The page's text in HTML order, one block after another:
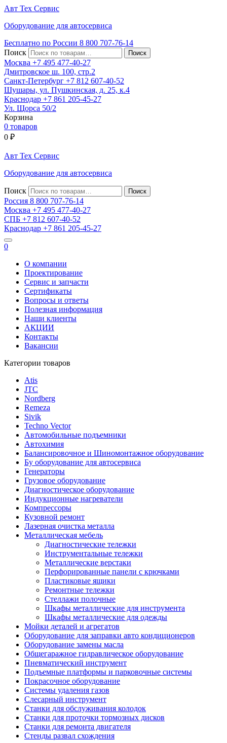
Авт Тех Сервис
Оборудование для автосервиса
Бесплатно по России 8 800 707-76-14
Поиск
Москва +7 495 477-40-27
Дмитровское ш. 100, стр.2
Санкт-Петербург +7 812 607-40-52
Шушары, ул. Пушкинская, д. 25, к.4
Краснодар +7 861 205-45-27
Ул. Щорса 50/2
Корзина
0 товаров
0 ₽
Авт Тех Сервис
Оборудование для автосервиса
Поиск
Россия 8 800 707-76-14
Москва +7 495 477-40-27
СПБ +7 812 607-40-52
Краснодар +7 861 205-45-27
0
О компании
Проектирование
Сервис и запчасти
Сертификаты
Вопросы и ответы
Полезная информация
Наши клиенты
АКЦИИ
Контакты
Вакансии
Категории товаров
Atis
JTC
Nordberg
Remeza
Sivik
Techno Vector
Автомобильные подъемники
Автохимия
Балансировочное и Шиномонтажное оборудование
Бу оборудование для автосервиса
Генераторы
Грузовое оборудование
Диагностическое оборудование
Индукционные нагреватели
Компрессоры
Кузовной ремонт
Лазерная очистка металла
Металлическая мебель
Диагностические тележки
Инструментальные тележки
Металлические верстаки
Перфорированные панели с крючками
Пластиковые ящики
Ремонтные тележки
Стеллажи полочные
Шкафы металлические для инструмента
Шкафы металлические для одежды
Мойки деталей и агрегатов
Оборудование для заправки авто кондиционеров
Оборудование замены масла
Общегаражное гидравлическое оборудование
Пневматический инструмент
Подъемные платформы и парковочные системы
Покрасочное оборудование
Системы удаления газов
Слесарный инструмент
Станки для обслуживания колодок
Станки для проточки тормозных дисков
Станки для ремонта двигателя
Стенды развал схождения